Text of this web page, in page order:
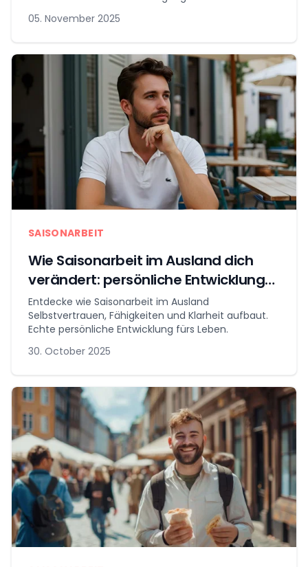
05. November 2025
SAISONARBEIT
Wie Saisonarbeit im Ausland dich
verändert: persönliche Entwicklung
jenseits des Gehalts
Entdecke wie Saisonarbeit im Ausland
Selbstvertrauen, Fähigkeiten und Klarheit aufbaut.
Echte persönliche Entwicklung fürs Leben.
30. October 2025